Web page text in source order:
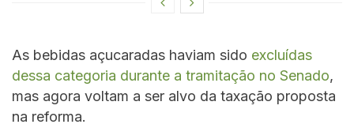
As bebidas açucaradas haviam sido excluídas
dessa categoria durante a tramitação no Senado,
mas agora voltam a ser alvo da taxação proposta
na reforma.